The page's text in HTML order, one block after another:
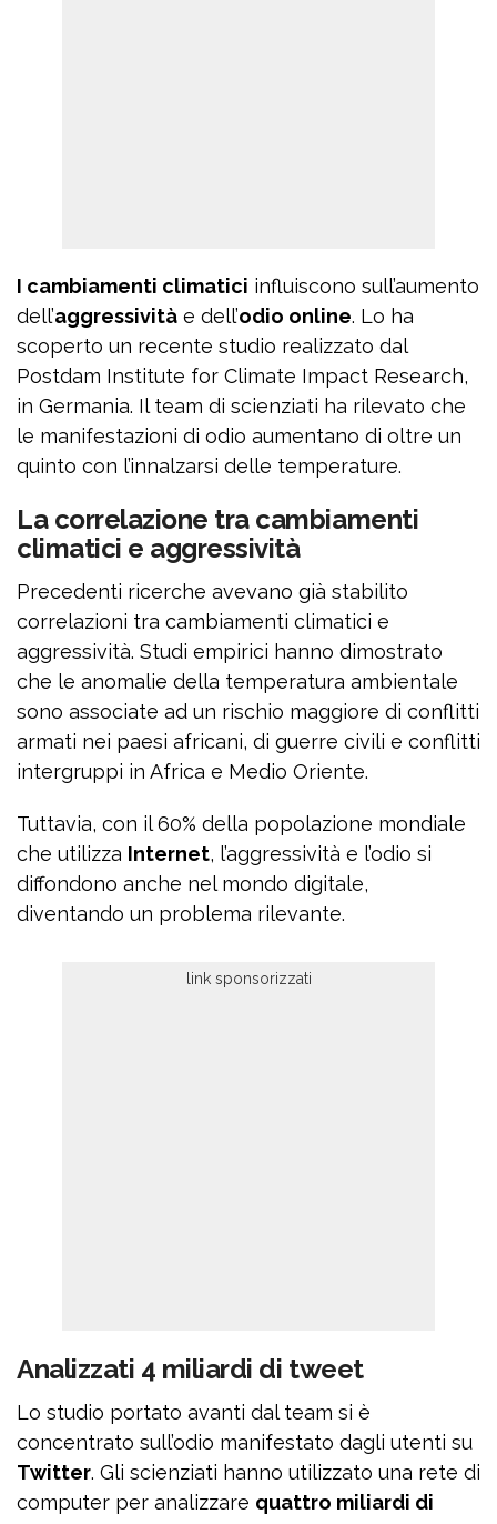
I cambiamenti climatici influiscono sull’aumento
dell’aggressività e dell’odio online. Lo ha
scoperto un recente studio realizzato dal
Postdam Institute for Climate Impact Research,
in Germania. Il team di scienziati ha rilevato che
le manifestazioni di odio aumentano di oltre un
quinto con l’innalzarsi delle temperature.
La correlazione tra cambiamenti
climatici e aggressività
Precedenti ricerche avevano già stabilito
correlazioni tra cambiamenti climatici e
aggressività. Studi empirici hanno dimostrato
che le anomalie della temperatura ambientale
sono associate ad un rischio maggiore di conflitti
armati nei paesi africani, di guerre civili e conflitti
intergruppi in Africa e Medio Oriente.
Tuttavia, con il 60% della popolazione mondiale
che utilizza Internet, l’aggressività e l’odio si
diffondono anche nel mondo digitale,
diventando un problema rilevante.
Analizzati 4 miliardi di tweet
Lo studio portato avanti dal team si è
concentrato sull’odio manifestato dagli utenti su
Twitter. Gli scienziati hanno utilizzato una rete di
computer per analizzare quattro miliardi di